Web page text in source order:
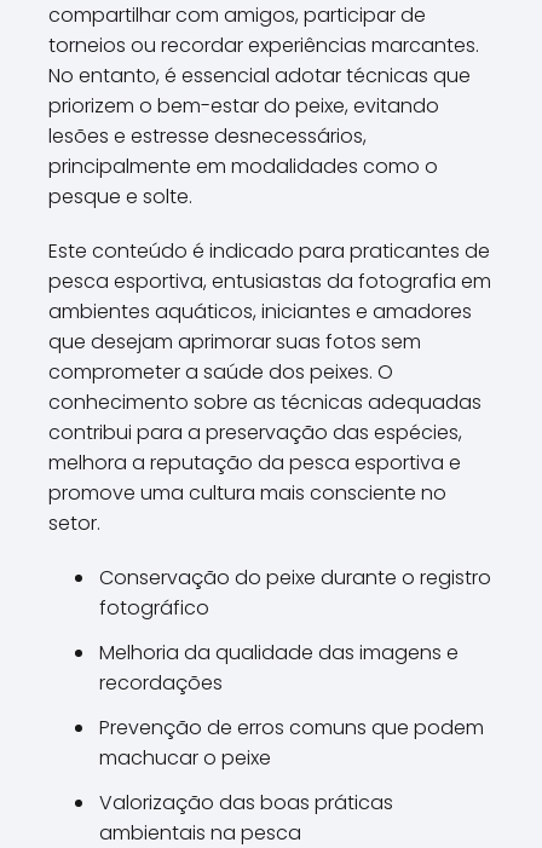
compartilhar com amigos, participar de
torneios ou recordar experiências marcantes.
No entanto, é essencial adotar técnicas que
priorizem o bem-estar do peixe, evitando
lesões e estresse desnecessários,
principalmente em modalidades como o
pesque e solte.
Este conteúdo é indicado para praticantes de
pesca esportiva, entusiastas da fotografia em
ambientes aquáticos, iniciantes e amadores
que desejam aprimorar suas fotos sem
comprometer a saúde dos peixes. O
conhecimento sobre as técnicas adequadas
contribui para a preservação das espécies,
melhora a reputação da pesca esportiva e
promove uma cultura mais consciente no
setor.
Conservação do peixe durante o registro
fotográfico
Melhoria da qualidade das imagens e
recordações
Prevenção de erros comuns que podem
machucar o peixe
Valorização das boas práticas
ambientais na pesca